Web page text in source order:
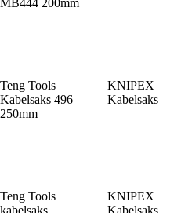
Teng Tools
Kabelsaks 496
250mm
KNIPEX
Kabelsaks
Teng Tools
kabelsaks
KNIPEX
Kabelsaks